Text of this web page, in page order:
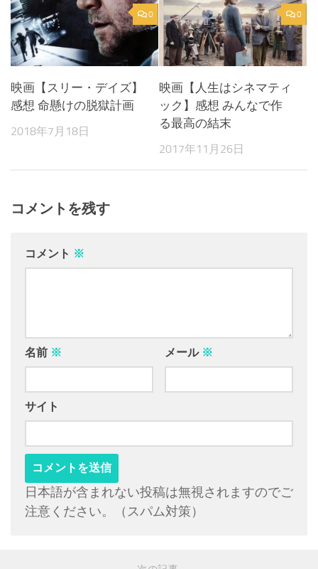
0
映画【スリー・デイズ】
感想 命懸けの脱獄計画
2018年7月18日
0
映画【人生はシネマティ
ック】感想 みんなで作
る最高の結末
2017年11月26日
コメントを残す
コメント ※
名前 ※ メール ※
サイト
日本語が含まれない投稿は無視されますのでご
注意ください。（スパム対策）